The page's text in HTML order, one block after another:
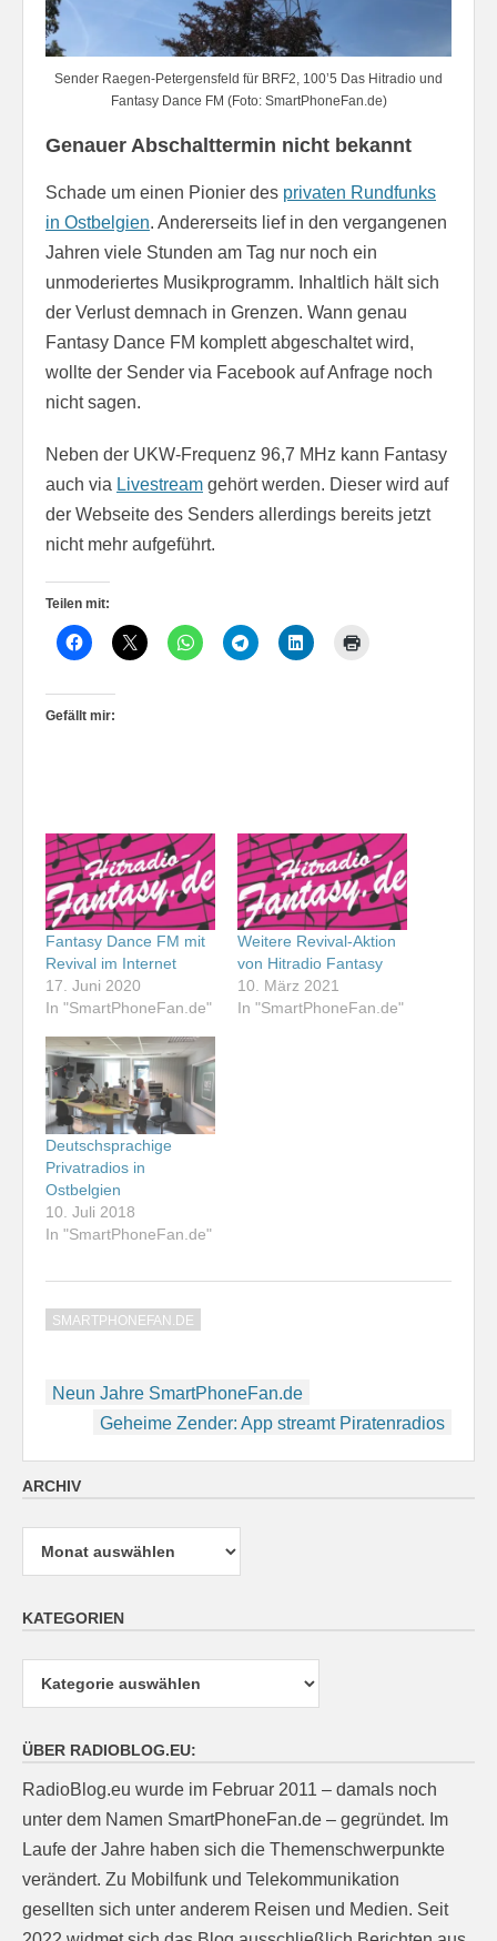
Sender Raegen-Petergensfeld für BRF2, 100’5 Das Hitradio und
Fantasy Dance FM (Foto: SmartPhoneFan.de)
Genauer Abschalttermin nicht bekannt
Schade um einen Pionier des privaten Rundfunks
in Ostbelgien. Andererseits lief in den vergangenen
Jahren viele Stunden am Tag nur noch ein
unmoderiertes Musikprogramm. Inhaltlich hält sich
der Verlust demnach in Grenzen. Wann genau
Fantasy Dance FM komplett abgeschaltet wird,
wollte der Sender via Facebook auf Anfrage noch
nicht sagen.
Neben der UKW-Frequenz 96,7 MHz kann Fantasy
auch via Livestream gehört werden. Dieser wird auf
der Webseite des Senders allerdings bereits jetzt
nicht mehr aufgeführt.
Teilen mit:
Gefällt mir:
Fantasy Dance FM mit
Revival im Internet
17. Juni 2020
In "SmartPhoneFan.de"
Weitere Revival-Aktion
von Hitradio Fantasy
10. März 2021
In "SmartPhoneFan.de"
Deutschsprachige
Privatradios in
Ostbelgien
10. Juli 2018
In "SmartPhoneFan.de"
SMARTPHONEFAN.DE
Beitragsnavigation
Neun Jahre SmartPhoneFan.de
Geheime Zender: App streamt Piratenradios
ARCHIV
Archiv
KATEGORIEN
ÜBER RADIOBLOG.EU:
RadioBlog.eu wurde im Februar 2011 – damals noch
unter dem Namen SmartPhoneFan.de – gegründet. Im
Laufe der Jahre haben sich die Themenschwerpunkte
verändert. Zu Mobilfunk und Telekommunikation
gesellten sich unter anderem Reisen und Medien. Seit